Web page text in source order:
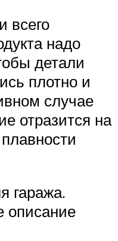
всего
надо
детали
плотно и
случае
отразится на
гаража.
описание